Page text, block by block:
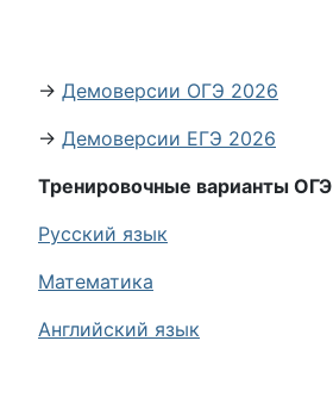
→ Демоверсии ОГЭ 2026
→ Демоверсии ЕГЭ 2026
Тренировочные варианты ОГЭ
Русский язык
Математика
Английский язык